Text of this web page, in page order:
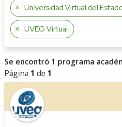
Universidad Virtual del Estado de
UVEG Virtual
Se encontró 1 programa
Página 1 de 1